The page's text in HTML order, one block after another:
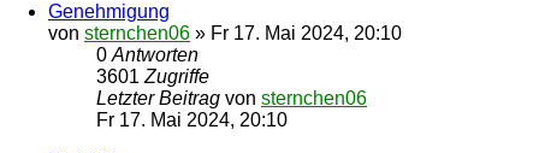
Genehmigung
von sternchen06 » Fr 17. Mai 2024, 20:10
0 Antworten
3601 Zugriffe
Letzter Beitrag von sternchen06
Fr 17. Mai 2024, 20:10